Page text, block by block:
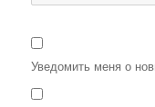
Уведомить меня о